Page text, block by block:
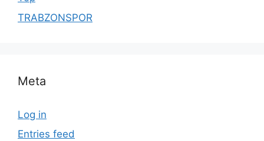
TRABZONSPOR
Meta
Log in
Entries feed